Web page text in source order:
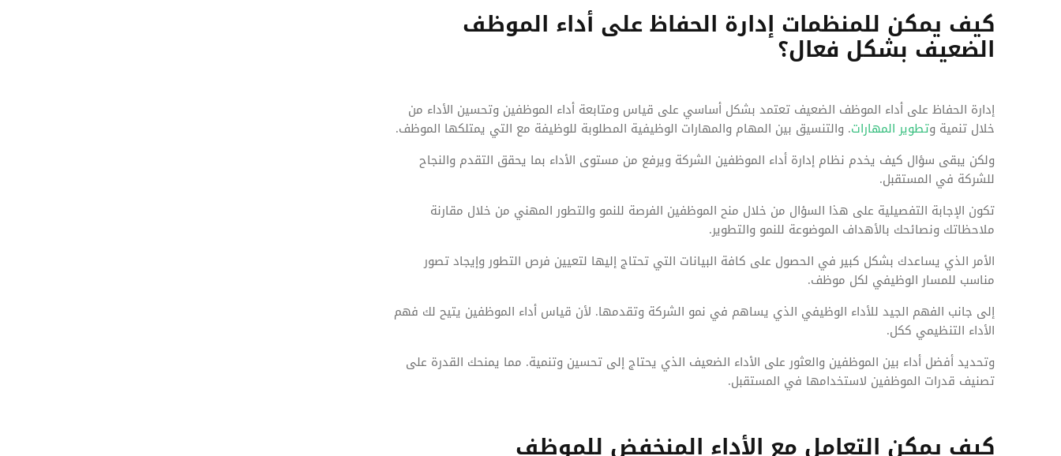
كيف يمكن للمنظمات إدارة الحفاظ على أداء الموظف
الضعيف بشكل فعال؟
إدارة الحفاظ على أداء الموظف الضعيف تعتمد بشكل أساسي على قياس ومتابعة أداء الموظفين وتحسين الأداء من
خلال تنمية وتطوير المهارات. والتنسيق بين المهام والمهارات الوظيفية المطلوبة للوظيفة مع التي يمتلكها الموظف.
ولكن يبقى سؤال كيف يخدم نظام إدارة أداء الموظفين الشركة ويرفع من مستوى الأداء بما يحقق التقدم والنجاح
للشركة في المستقبل.
تكون الإجابة التفصيلية على هذا السؤال من خلال منح الموظفين الفرصة للنمو والتطور المهني من خلال مقارنة
ملاحظاتك ونصائحك بالأهداف الموضوعة للنمو والتطوير.
الأمر الذي يساعدك بشكل كبير في الحصول على كافة البيانات التي تحتاج إليها لتعيين فرص التطور وإيجاد تصور
مناسب للمسار الوظيفي لكل موظف.
إلى جانب الفهم الجيد للأداء الوظيفي الذي يساهم في نمو الشركة وتقدمها. لأن قياس أداء الموظفين يتيح لك فهم
الأداء التنظيمي ككل.
وتحديد أفضل أداء بين الموظفين والعثور على الأداء الضعيف الذي يحتاج إلى تحسين وتنمية. مما يمنحك القدرة على
تصنيف قدرات الموظفين لاستخدامها في المستقبل.
كيف يمكن التعامل مع الأداء المنخفض للموظف